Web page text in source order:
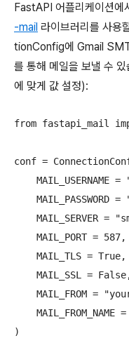
FastAPI 어플리케이션에
-mail 라이브러리를 사
tionConfig에 Gmail
를 통해 메일을 보낼 수
에 맞게 값 설정):
from fastapi_mail
conf =
MAIL_USERNAME =
MAIL_PASSWORD = "
MAIL_SERVER =
    MAIL_PORT = 587,
    MAIL_TLS = True,
MAIL_SSL =
MAIL_FROM =
MAIL_FROM_NAME =
)